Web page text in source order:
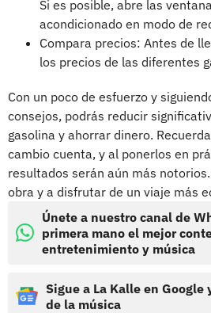
Si es posible, abre las
acondicionado en modo de
Compara precios: Antes de
los precios de las diferentes
Con un poco de esfuerzo y
consejos, podrás reducir
gasolina y ahorrar dinero.
cambio cuenta, y al ponerlos en
resultados serán aún más
obra y a disfrutar de un viaje más
Únete a nuestro canal de
primera mano el mejor
entretenimiento y música
Sigue a La Kalle en
de la música